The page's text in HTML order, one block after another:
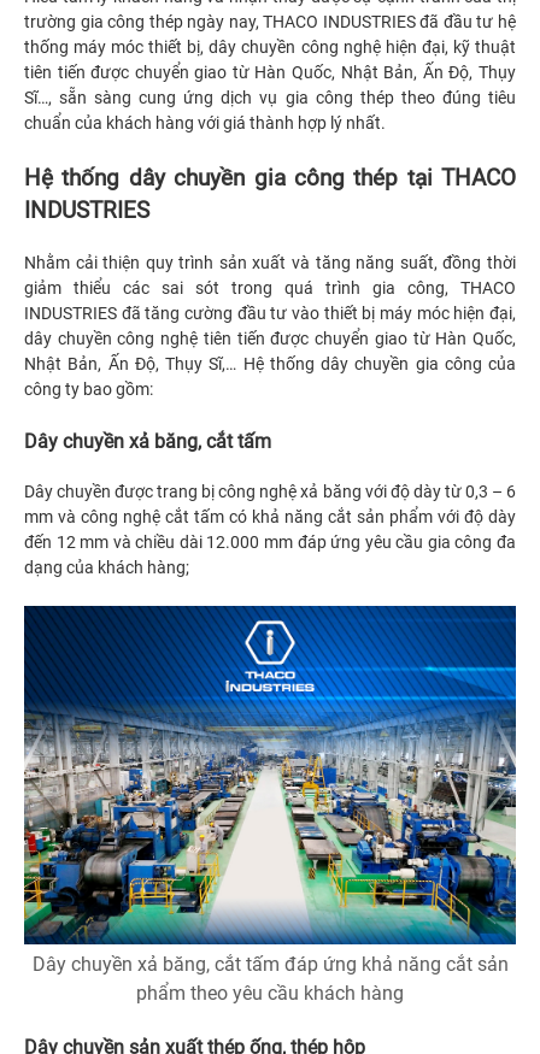
trường gia công thép ngày nay, THACO INDUSTRIES đã đầu tư hệ
thống máy móc thiết bị, dây chuyền công nghệ hiện đại, kỹ thuật
tiên tiến được chuyển giao từ Hàn Quốc, Nhật Bản, Ấn Độ, Thụy
Sĩ…, sẵn sàng cung ứng dịch vụ gia công thép theo đúng tiêu
chuẩn của khách hàng với giá thành hợp lý nhất.
Hệ thống dây chuyền gia công thép tại THACO
INDUSTRIES
Nhằm cải thiện quy trình sản xuất và tăng năng suất, đồng thời
giảm thiểu các sai sót trong quá trình gia công, THACO
INDUSTRIES đã tăng cường đầu tư vào thiết bị máy móc hiện đại,
dây chuyền công nghệ tiên tiến được chuyển giao từ Hàn Quốc,
Nhật Bản, Ấn Độ, Thụy Sĩ,… Hệ thống dây chuyền gia công của
công ty bao gồm:
Dây chuyền xả băng, cắt tấm
Dây chuyền được trang bị công nghệ xả băng với độ dày từ 0,3 – 6
mm và công nghệ cắt tấm có khả năng cắt sản phẩm với độ dày
đến 12 mm và chiều dài 12.000 mm đáp ứng yêu cầu gia công đa
dạng của khách hàng;
Dây chuyền xả băng, cắt tấm đáp ứng khả năng cắt sản
phẩm theo yêu cầu khách hàng
Dây chuyền sản xuất thép ống, thép hộp